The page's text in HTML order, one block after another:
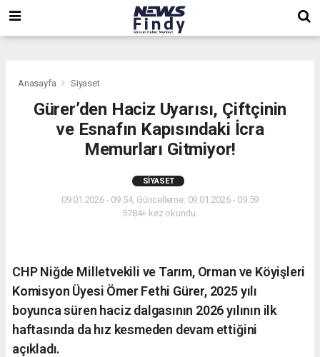
Anasayfa Siyaset
Gürer’den Haciz Uyarısı, Çiftçinin
ve Esnafın Kapısındaki İcra
Memurları Gitmiyor!
SIYASET
09.01.2026 - 09:54, Güncelleme: 09.01.2026 - 09:59
5784+ kez okundu.
CHP Niğde Milletvekili ve Tarım, Orman ve Köyişleri
Komisyon Üyesi Ömer Fethi Gürer, 2025 yılı
boyunca süren haciz dalgasının 2026 yılının ilk
haftasında da hız kesmeden devam ettiğini
açıkladı.